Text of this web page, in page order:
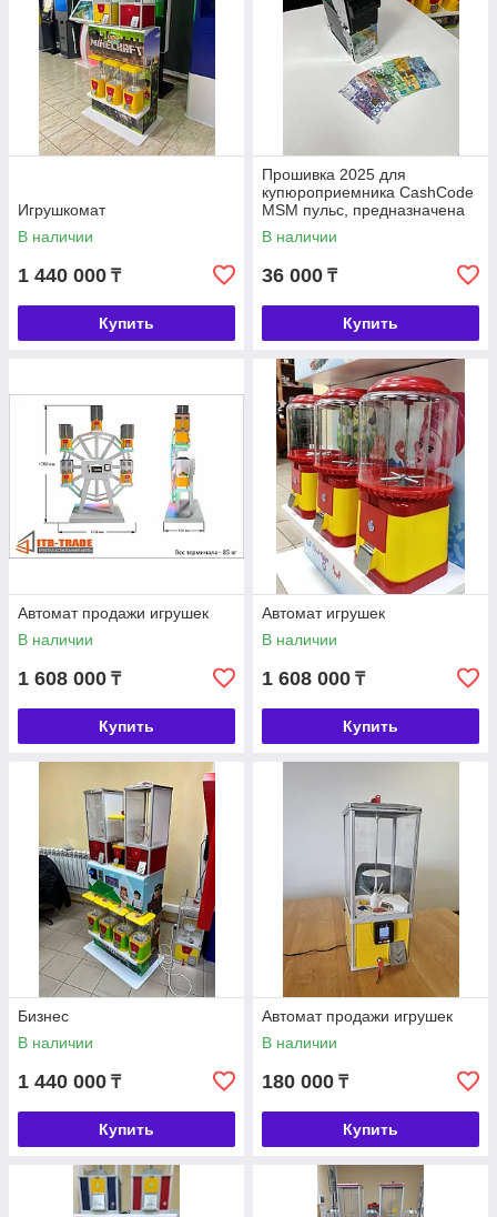
Игрушкомат
В наличии
1 440 000 ₸
Купить
Прошивка 2025 для
купюроприемника CashCode
MSM пульс, предназначена
для Вендингового автомата
В наличии
36 000 ₸
Купить
Автомат продажи игрушек
В наличии
1 608 000 ₸
Купить
Автомат игрушек
В наличии
1 608 000 ₸
Купить
Бизнес
В наличии
1 440 000 ₸
Купить
Автомат продажи игрушек
В наличии
180 000 ₸
Купить